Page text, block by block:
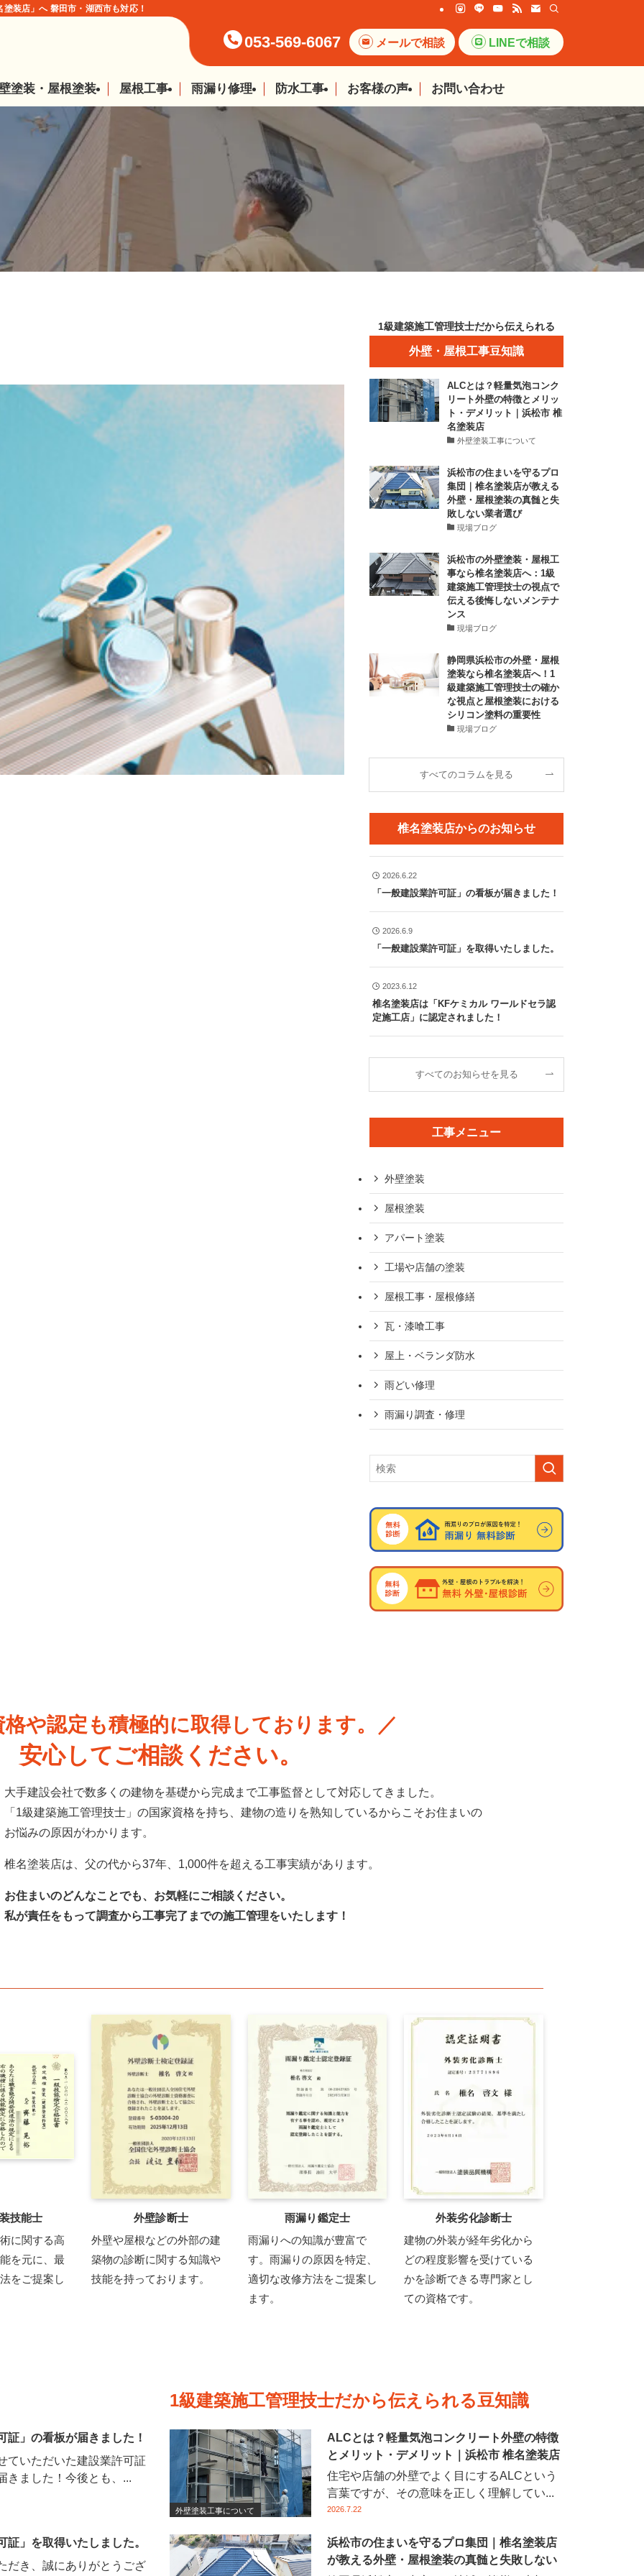
装店」へ 磐田市・湖西市も対応！
塗装・屋根塗装 屋根工事 雨漏り修理 防水工事 お客様の声 お問い合わせ
053-569-6067 メールで相談 LINEで相談
1級建築施工管理技士だから伝えられる
外壁・屋根工事豆知識
ALCとは？軽量気泡コンク
リート外壁の特徴とメリッ
ト・デメリット｜浜松市 椎
名塗装店
外壁塗装工事について
浜松市の住まいを守るプロ
集団｜椎名塗装店が教える
外壁・屋根塗装の真髄と失
敗しない業者選び
現場ブログ
浜松市の外壁塗装・屋根工
事なら椎名塗装店へ：1級
建築施工管理技士の視点で
伝える後悔しないメンテナ
ンス
現場ブログ
静岡県浜松市の外壁・屋根
塗装なら椎名塗装店へ！1
級建築施工管理技士の確か
な視点と屋根塗装における
シリコン塗料の重要性
現場ブログ
すべてのコラムを見る
椎名塗装店からのお知らせ
2026.6.22
「一般建設業許可証」の看板が届きました！
2026.6.9
「一般建設業許可証」を取得いたしました。
2023.6.12
椎名塗装店は「KFケミカル ワールドセラ認
定施工店」に認定されました！
すべてのお知らせを見る
工事メニュー
外壁塗装
屋根塗装
アパート塗装
工場や店舗の塗装
屋根工事・屋根修繕
瓦・漆喰工事
屋上・ベランダ防水
雨どい修理
雨漏り調査・修理
格や認定も積極的に取得しております。
安心してご相談ください。
大手建設会社で数多くの建物を基礎から完成まで工事監督として対応してきました。
「1級建築施工管理技士」の国家資格を持ち、建物の造りを熟知しているからこそお住まいの
お悩みの原因がわかります。
椎名塗装店は、父の代から37年、1,000件を超える工事実績があります。
お住まいのどんなことでも、お気軽にご相談ください。
私が責任をもって調査から工事完了までの施工管理をいたします！
技能士
に関する高
を元に、最
をご提案し
外壁診断士
外壁や屋根などの外部の建
築物の診断に関する知識や
技能を持っております。
雨漏り鑑定士
雨漏りへの知識が豊富で
す。雨漏りの原因を特定、
適切な改修方法をご提案し
ます。
外装劣化診断士
建物の外装が経年劣化から
どの程度影響を受けている
かを診断できる専門家とし
ての資格です。
証」の看板が届きました！
ていただいた建設業許可証
きました！今後とも、...
証」を取得いたしました。
だき、誠にありがとうござ
1級建築施工管理技士だから伝えられる豆知識
外壁塗装工事について
ALCとは？軽量気泡コンクリート外壁の特徴
とメリット・デメリット｜浜松市 椎名塗装店
住宅や店舗の外壁でよく目にするALCという
言葉ですが、その意味を正しく理解してい...
2026.7.22
浜松市の住まいを守るプロ集団｜椎名塗装店
が教える外壁・屋根塗装の真髄と失敗しない